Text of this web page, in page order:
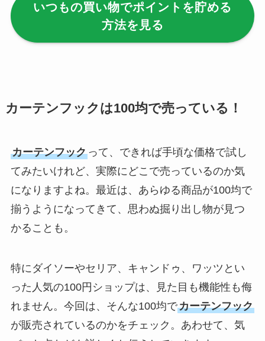
【100均】ダイソー/
セリア等でハンディ
ファンカバーは買え
【100均】ダイソー/
方とおすすめも紹
介！
【100均】ダイソー/
セリア等でスパイス
ドの違いもわかりや
【100均】ダイソー/
セリア等でチャイル
ドシートカバーは買
いつもの買い物でポイントを貯める
方法を見る
カーテンフックは100均で売っている！
カーテンフックって、できれば手頃な価格で試し
てみたいけれど、実際にどこで売っているのか気
になりますよね。最近は、あらゆる商品が100均で
揃うようになってきて、思わぬ掘り出し物が見つ
かることも。
特にダイソーやセリア、キャンドゥ、ワッツとい
った人気の100円ショップは、見た目も機能性も侮
れません。今回は、そんな100均でカーテンフック
が販売されているのかをチェック。あわせて、気